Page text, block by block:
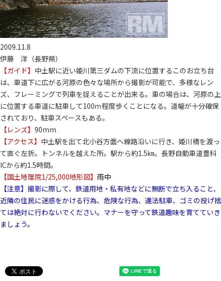
2009.11.8
伊藤 洋（長野県）
【ガイド】 中土駅に近い姫川第三ダムの下流に位置するこのお立ち台
は、車道下に広がる河原の色々な場所から撮影が可能で、多様なレン
ズ、フレーミングで列車を捉えることが出来る。車の場合は、河原の上
に位置する車道に駐車して100ｍ程度歩くことになる。道幅が十分確保
されており、駐車スペースもある。
【レンズ】 90mm
【アクセス】 中土駅を出て北小谷方面へ線路沿いに行き、姫川橋を渡っ
て直ぐ左折。トンネルを越えた所。駅から約1.5㎞。長野自動車道豊科
ICから約1.5時間。
【国土地理院1/25,000地形図】 雨中
【注意】撮影に際して、鉄道用地・私有地などに無断で立ち入ること、
近隣の住民に迷惑をかける行為、危険な行為、違法駐車、ゴミの投げ捨
ては絶対に行わないでください。マナーを守って鉄道趣味を育てていき
ましょう。